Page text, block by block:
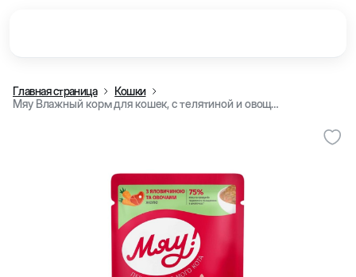
Главная страница
Кошки
Мяу Влажный корм для кошек, с телятиной и овощами в желе, 85 г